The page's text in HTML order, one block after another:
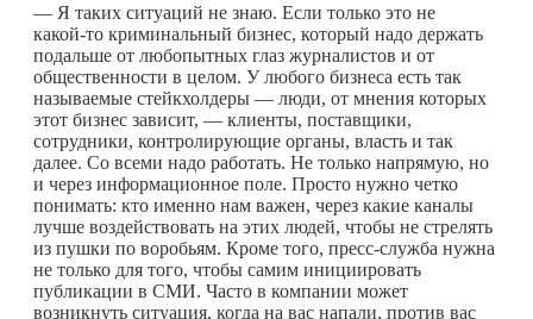
— Я таких ситуаций не знаю. Если только это не
какой-то криминальный бизнес, который надо держать
подальше от любопытных глаз журналистов и от
общественности в целом. У любого бизнеса есть так
называемые стейкхолдеры — люди, от мнения которых
этот бизнес зависит, — клиенты, поставщики,
сотрудники, контролирующие органы, власть и так
далее. Со всеми надо работать. Не только напрямую, но
и через информационное поле. Просто нужно четко
понимать: кто именно нам важен, через какие каналы
лучше воздействовать на этих людей, чтобы не стрелять
из пушки по воробьям. Кроме того, пресс-служба нужна
не только для того, чтобы самим инициировать
публикации в СМИ. Часто в компании может
возникнуть ситуация, когда на вас напали, против вас